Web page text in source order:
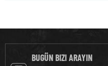
BUGÜN BIZI ARAYIN